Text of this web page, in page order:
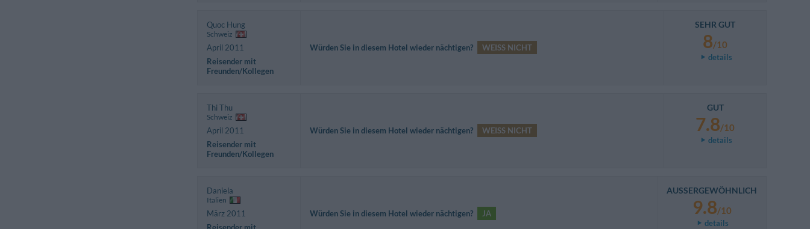
Quoc Hung
Schweiz
April 2011
Reisender mit
Freunden/Kollegen
Würden Sie in diesem Hotel wieder nächtigen? WEISS NICHT
SEHR GUT
8/10
details
Thi Thu
Schweiz
April 2011
Reisender mit
Freunden/Kollegen
Würden Sie in diesem Hotel wieder nächtigen? WEISS NICHT
GUT
7.8/10
details
Daniela
Italien
März 2011
Würden Sie in diesem Hotel wieder nächtigen? JA
AUSSERGEWÖHNLICH
9.8/10
details